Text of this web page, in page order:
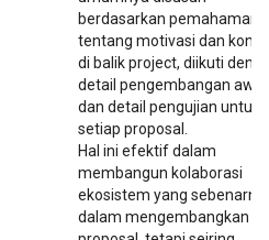
berdasarkan pemahaman
tentang motivasi dan
di balik project, diikuti
detail pengembangan awal
dan detail pengujian untuk
setiap proposal.
Hal ini efektif dalam
membangun kolaborasi
ekosistem yang
dalam mengembangkan